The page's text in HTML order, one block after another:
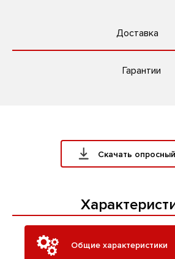
Доставка
Гарантии
Скачать
Общие характеристики